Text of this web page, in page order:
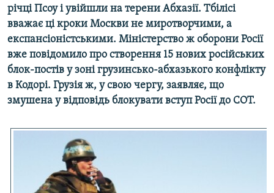
СВІТ
КИТАЙ.ВИКЛИКИ
МУЛЬТИМЕДІА
ФОТО
СПЕЦПРОЄКТИ
ПОДКАСТИ
КРИМ РЕАЛІЇ
КТАТ
річці Псоу і увійшли на терени Абхазії. Тбілісі
вважає ці кроки Москви не миротворчими, а
експансіоністськими. Міністерство ж оборони Росії
вже повідомило про створення 15 нових російських
блок-постів у зоні грузинсько-абхазького конфлікту
в Кодорі. Грузія ж, у свою чергу, заявляє, що
змушена у відповідь блокувати вступ Росії до СОТ.